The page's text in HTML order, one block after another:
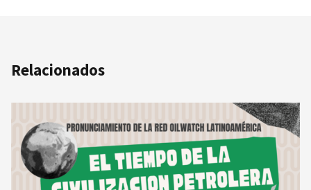
Relacionados